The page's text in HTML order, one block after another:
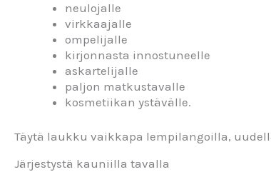
neulojalle
virkkaajalle
ompelijalle
kirjonnasta innostuneelle
askartelijalle
paljon matkustavalle
kosmetiikan ystävälle.
Täytä laukku vaikkapa lempilangoilla,
Järjestystä kauniilla tavalla